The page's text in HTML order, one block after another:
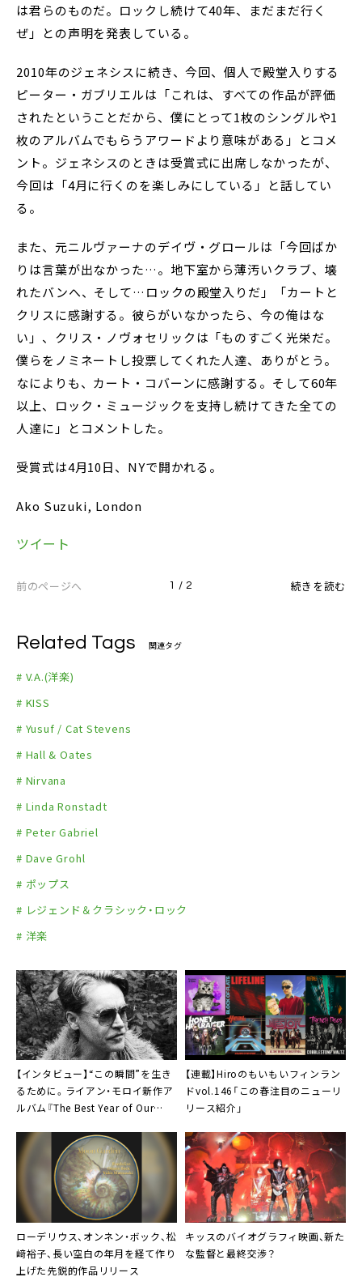
は君らのものだ。ロックし続けて40年、まだまだ行く
ぜ」との声明を発表している。
2010年のジェネシスに続き、今回、個人で殿堂入りする
ピーター・ガブリエルは「これは、すべての作品が評価
されたということだから、僕にとって1枚のシングルや1
枚のアルバムでもらうアワードより意味がある」とコメ
ント。ジェネシスのときは受賞式に出席しなかったが、
今回は「4月に行くのを楽しみにしている」と話してい
る。
また、元ニルヴァーナのデイヴ・グロールは「今回ばか
りは言葉が出なかった…。地下室から薄汚いクラブ、壊
れたバンへ、そして…ロックの殿堂入りだ」「カートと
クリスに感謝する。彼らがいなかったら、今の俺はな
い」、クリス・ノヴォセリックは「ものすごく光栄だ。
僕らをノミネートし投票してくれた人達、ありがとう。
なによりも、カート・コバーンに感謝する。そして60年
以上、ロック・ミュージックを支持し続けてきた全ての
人達に」とコメントした。
受賞式は4月10日、NYで開かれる。
Ako Suzuki, London
ツイート
前のページへ 1 / 2 続きを読む
Related Tags 関連タグ
# V.A.(洋楽)
# KISS
# Yusuf / Cat Stevens
# Hall & Oates
# Nirvana
# Linda Ronstadt
# Peter Gabriel
# Dave Grohl
# ポップス
# レジェンド＆クラシック・ロック
# 洋楽
【インタビュー】“この瞬間”を生き
るために。ライアン・モロイ新作ア
ルバム『The Best Year of Our
【連載】Hiroのもいもいフィンラン
ドvol.146「この春注目のニューリ
リース紹介」
ローデリウス、オンネン・ボック、松
﨑裕子、長い空白の年月を経て作り
上げた先鋭的作品リリース
キッスのバイオグラフィ映画、新た
な監督と最終交渉？